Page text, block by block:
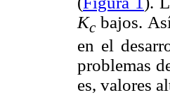
Kc bajos.
en el
problemas
es, valores